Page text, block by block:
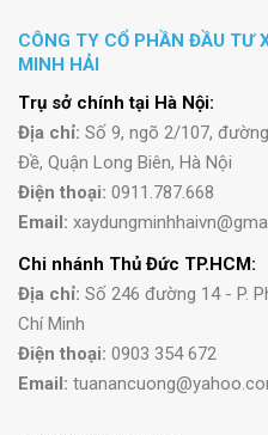
CÔNG TY CỔ PHẦN ĐẦU TƯ
MINH HẢI
Trụ sở chính tại Hà Nội:
Địa chỉ: Số 9, ngõ 2/107,
Đề, Quận Long Biên, Hà Nội
Điện thoại: 0911.787.668
Email:
Chi nhánh Thủ Đức TP.HCM:
Địa chỉ: Số 246 đường 14 - P.
Chí Minh
Điện thoại: 0903 354 672
Email: